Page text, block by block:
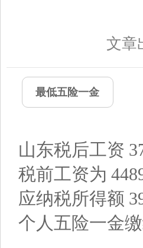
文章
最低五险一金
山东税后工资
税前工资为
应纳税所得额
个人五险一金